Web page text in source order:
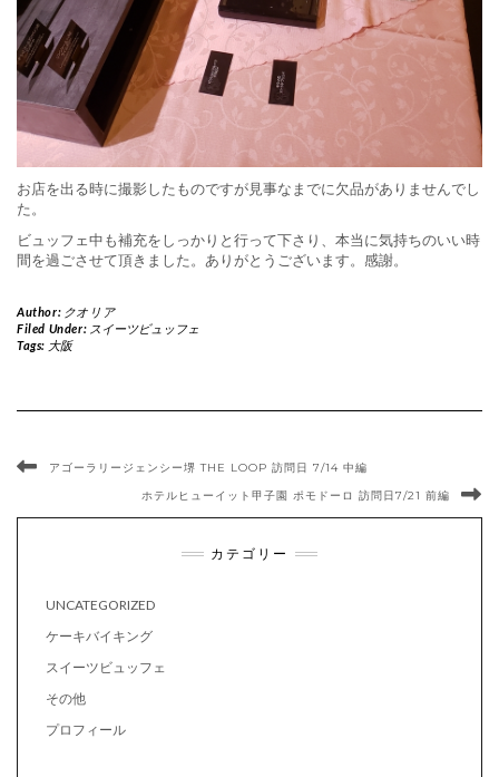
お店を出る時に撮影したものですが見事なまでに欠品がありませんでし
た。
ビュッフェ中も補充をしっかりと行って下さり、本当に気持ちのいい時
間を過ごさせて頂きました。ありがとうございます。感謝。
Author: クオリア
Filed Under: スイーツビュッフェ
Tags: 大阪
アゴーラリージェンシー堺 THE LOOP 訪問日 7/14 中編
ホテルヒューイット甲子園 ポモドーロ 訪問日7/21 前編
カテゴリー
UNCATEGORIZED
ケーキバイキング
スイーツビュッフェ
その他
プロフィール